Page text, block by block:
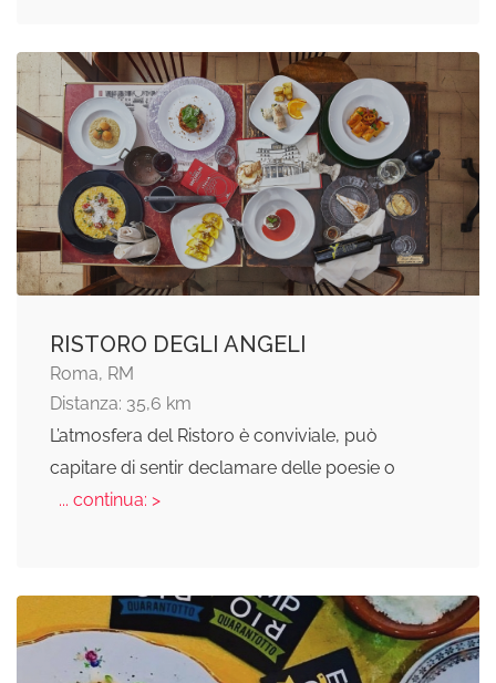
RISTORO DEGLI ANGELI
Roma, RM
Distanza: 35,6 km
L’atmosfera del Ristoro è conviviale, può
capitare di sentir declamare delle poesie o
... continua: >